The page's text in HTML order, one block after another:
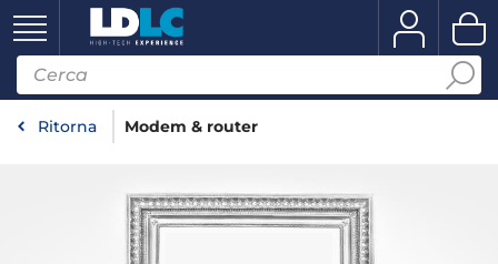
Ritorna Modem & router